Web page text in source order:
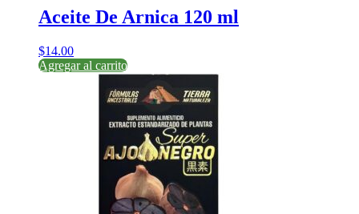
Aceite De Arnica 120 ml
$14.00
Agregar al carrito